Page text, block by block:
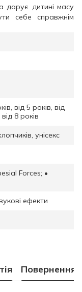
дарує дитині масу
себе справжнім
від 5 років, від
8 років
унісекс
Forces; •
ефекти
Повернення